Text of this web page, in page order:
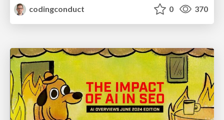
codingconduct
0 370